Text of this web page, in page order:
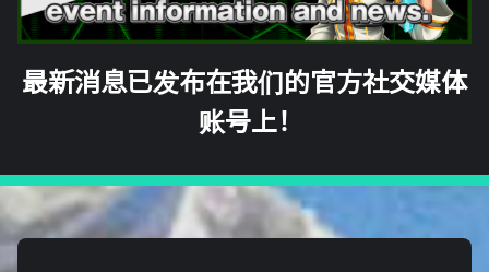
最新消息已发布在我们的官方社交媒体
账号上！